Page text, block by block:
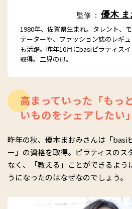
監修 ： 優木
1980年、佐賀県生まれ。タレント、
テーターや、ファッション誌のレギ
も活躍。昨年10月にbasiピラティス
取得。二児の母。
高まっていった「もっ
いものをシェアしたい
昨年の秋、優木まおみさんは「basi
ー」の資格を取得。ピラティスのス
なく、「教える」ことができるよう
うになったのはなぜなのでしょう。